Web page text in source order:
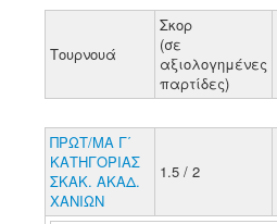
Τουρνουά
Σκορ
(σε
αξιολογημένες
παρτίδες)
ΠΡΩΤ/ΜΑ Γ΄
ΚΑΤΗΓΟΡΙΑΣ
ΣΚΑΚ. ΑΚΑΔ.
ΧΑΝΙΩΝ
1.5 / 2